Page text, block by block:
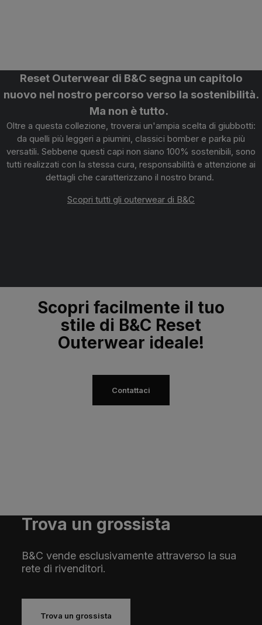
Reset Outerwear di B&C segna un capitolo
nuovo nel nostro percorso verso la sostenibilità.
Ma non è tutto.
Oltre a questa collezione, troverai un'ampia scelta di giubbotti:
da quelli più leggeri a piumini, classici bomber e parka più
versatili. Sebbene questi capi non siano 100% sostenibili, sono
tutti realizzati con la stessa cura, responsabilità e attenzione ai
dettagli che caratterizzano il nostro brand.
Scopri tutti gli outerwear di B&C
Scopri facilmente il tuo
stile di B&C Reset
Outerwear ideale!
Contattaci
Trova un grossista
B&C vende esclusivamente attraverso la sua
rete di rivenditori.
Trova un grossista